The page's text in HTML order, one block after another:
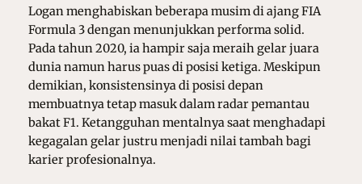
Logan menghabiskan beberapa musim di ajang FIA
Formula 3 dengan menunjukkan performa solid.
Pada tahun 2020, ia hampir saja meraih gelar juara
dunia namun harus puas di posisi ketiga. Meskipun
demikian, konsistensinya di posisi depan
membuatnya tetap masuk dalam radar pemantau
bakat F1. Ketangguhan mentalnya saat menghadapi
kegagalan gelar justru menjadi nilai tambah bagi
karier profesionalnya.